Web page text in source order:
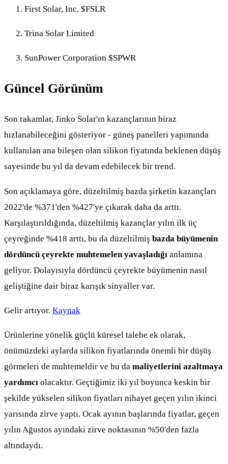
First Solar, Inc. $FSLR
Trina Solar Limited
SunPower Corporation $SPWR
Güncel Görünüm
Son rakamlar, Jinko Solar'ın kazançlarının biraz
hızlanabileceğini gösteriyor - güneş panelleri yapımında
kullanılan ana bileşen olan silikon fiyatında beklenen düşüş
sayesinde bu yıl da devam edebilecek bir trend.
Son açıklamaya göre, düzeltilmiş bazda şirketin kazançları
2022'de %371'den %427'ye çıkarak daha da arttı.
Karşılaştırıldığında, düzeltilmiş kazançlar yılın ilk üç
çeyreğinde %418 arttı, bu da düzeltilmiş bazda büyümenin
dördüncü çeyrekte muhtemelen yavaşladığı anlamına
geliyor. Dolayısıyla dördüncü çeyrekte büyümenin nasıl
geliştiğine dair biraz karışık sinyaller var.
Gelir artıyor. Kaynak
Ürünlerine yönelik güçlü küresel talebe ek olarak,
önümüzdeki aylarda silikon fiyatlarında önemli bir düşüş
görmeleri de muhtemeldir ve bu da maliyetlerini azaltmaya
yardımcı olacaktır. Geçtiğimiz iki yıl boyunca keskin bir
şekilde yükselen silikon fiyatları nihayet geçen yılın ikinci
yarısında zirve yaptı. Ocak ayının başlarında fiyatlar, geçen
yılın Ağustos ayındaki zirve noktasının %50'den fazla
altındaydı.